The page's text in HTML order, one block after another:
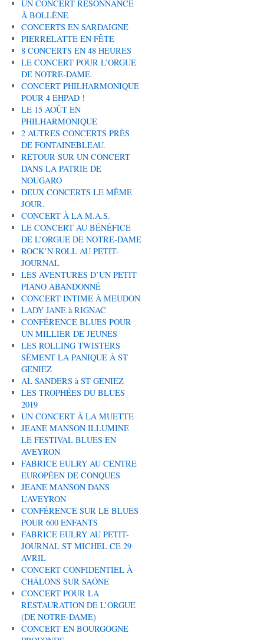
UN CONCERT RÉSONNANCE
À BOLLÈNE
CONCERTS EN SARDAIGNE
PIERRELATTE EN FÊTE
8 CONCERTS EN 48 HEURES
LE CONCERT POUR L’ORGUE
DE NOTRE-DAME.
CONCERT PHILHARMONIQUE
POUR 4 EHPAD !
LE 15 AOÛT EN
PHILHARMONIQUE
2 AUTRES CONCERTS PRÈS
DE FONTAINEBLEAU.
RETOUR SUR UN CONCERT
DANS LA PATRIE DE
NOUGARO
DEUX CONCERTS LE MÊME
JOUR.
CONCERT À LA M.A.S.
LE CONCERT AU BÉNÉFICE
DE L’ORGUE DE NOTRE-DAME
ROCK’N ROLL AU PETIT-
JOURNAL
LES AVENTURES D’UN PETIT
PIANO ABANDONNÉ
CONCERT INTIME À MEUDON
LADY JANE à RIGNAC
CONFÉRENCE BLUES POUR
UN MILLIER DE JEUNES
LES ROLLING TWISTERS
SÈMENT LA PANIQUE À ST
GENIEZ
AL SANDERS à ST GENIEZ
LES TROPHÉES DU BLUES
2019
UN CONCERT À LA MUETTE
JEANE MANSON ILLUMINE
LE FESTIVAL BLUES EN
AVEYRON
FABRICE EULRY AU CENTRE
EUROPÉEN DE CONQUES
JEANE MANSON DANS
L’AVEYRON
CONFÉRENCE SUR LE BLUES
POUR 600 ENFANTS
FABRICE EULRY AU PETIT-
JOURNAL ST MICHEL CE 29
AVRIL
CONCERT CONFIDENTIEL À
CHÂLONS SUR SAÔNE
CONCERT POUR LA
RESTAURATION DE L’ORGUE
(DE NOTRE-DAME)
CONCERT EN BOURGOGNE